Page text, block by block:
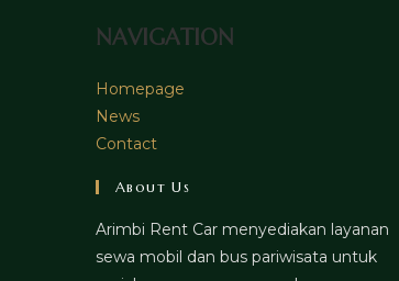
NAVIGATION
Homepage
News
Contact
About Us
Arimbi Rent Car menyediakan layanan
sewa mobil dan bus pariwisata untuk